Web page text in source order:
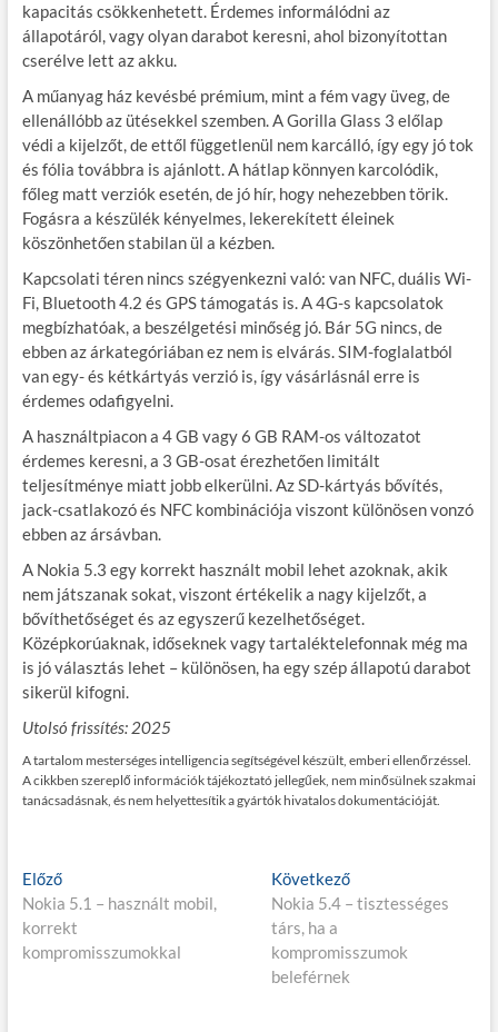
kapacitás csökkenhetett. Érdemes informálódni az
állapotáról, vagy olyan darabot keresni, ahol bizonyítottan
cserélve lett az akku.
A műanyag ház kevésbé prémium, mint a fém vagy üveg, de
ellenállóbb az ütésekkel szemben. A Gorilla Glass 3 előlap
védi a kijelzőt, de ettől függetlenül nem karcálló, így egy jó tok
és fólia továbbra is ajánlott. A hátlap könnyen karcolódik,
főleg matt verziók esetén, de jó hír, hogy nehezebben törik.
Fogásra a készülék kényelmes, lekerekített éleinek
köszönhetően stabilan ül a kézben.
Kapcsolati téren nincs szégyenkezni való: van NFC, duális Wi-
Fi, Bluetooth 4.2 és GPS támogatás is. A 4G-s kapcsolatok
megbízhatóak, a beszélgetési minőség jó. Bár 5G nincs, de
ebben az árkategóriában ez nem is elvárás. SIM-foglalatból
van egy- és kétkártyás verzió is, így vásárlásnál erre is
érdemes odafigyelni.
A használtpiacon a 4 GB vagy 6 GB RAM-os változatot
érdemes keresni, a 3 GB-osat érezhetően limitált
teljesítménye miatt jobb elkerülni. Az SD-kártyás bővítés,
jack-csatlakozó és NFC kombinációja viszont különösen vonzó
ebben az ársávban.
A Nokia 5.3 egy korrekt használt mobil lehet azoknak, akik
nem játszanak sokat, viszont értékelik a nagy kijelzőt, a
bővíthetőséget és az egyszerű kezelhetőséget.
Középkorúaknak, időseknek vagy tartaléktelefonnak még ma
is jó választás lehet – különösen, ha egy szép állapotú darabot
sikerül kifogni.
Utolsó frissítés: 2025
A tartalom mesterséges intelligencia segítségével készült, emberi ellenőrzéssel.
A cikkben szereplő információk tájékoztató jellegűek, nem minősülnek szakmai
tanácsadásnak, és nem helyettesítik a gyártók hivatalos dokumentációját.
Bejegyzés
navigáció
ElőzőE
l
ő
z
Nokia 5.1 – használt mobil,
korrekt
kompromisszumokkal
KövetkezőK
ö
e
Nokia 5.4 – tisztességes
társ, ha a
kompromisszumok
beleférnek